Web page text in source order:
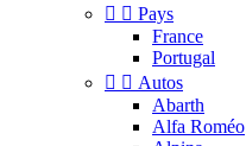
  Pays
France
Portugal
  Autos
Abarth
Alfa Roméo